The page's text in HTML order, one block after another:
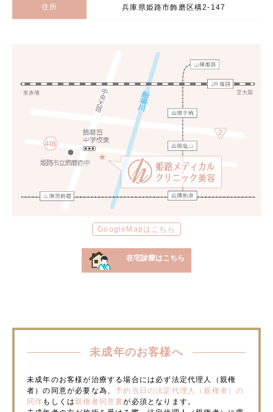
住所 兵庫県姫路市飾磨区構2-147
GoogleMapはこちら
在宅診療はこちら
未成年のお客様へ
未成年のお客様が治療する場合には必ず法定代理人（親権
者）の同意が必要な為、予約当日の法定代理人（親権者）の
同伴 もしくは親権者同意書が必須となります。